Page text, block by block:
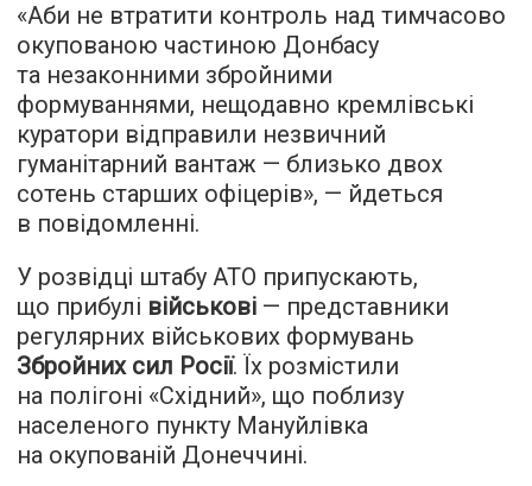
«Аби не втратити контроль над тимчасово
окупованою частиною Донбасу
та незаконними збройними
формуваннями, нещодавно кремлівські
куратори відправили незвичний
гуманітарний вантаж — близько двох
сотень старших офіцерів», — йдеться
в повідомленні.
У розвідці штабу АТО припускають,
що прибулі військові — представники
регулярних військових формувань
Збройних сил Росії. Їх розмістили
на полігоні «Східний», що поблизу
населеного пункту Мануйлівка
на окупованій Донеччині.